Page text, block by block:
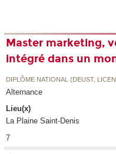
Master marketing,
intégré dans un
DIPLÔME NATIONAL (DEUST,
Alternance
Lieu(x)
La Plaine Saint-Denis
7